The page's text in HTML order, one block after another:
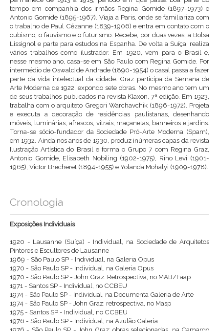
tempo em companhia dos irmãos Regina Gomide (1897-1973) e
Antonio Gomide (1895-1967). Viaja a Paris, onde se familiariza com
o trabalho de Paul Cézanne (1839-1906) e entra em contato com o
cubismo, o fauvismo e o futurismo. Recebe, por duas vezes, a Bolsa
Lissignol e parte para estudos na Espanha. De volta a Suíça, realiza
vários trabalhos como ilustrador. Em 1920, vem para o Brasil e,
nesse mesmo ano, casa-se em São Paulo com Regina Gomide. Por
intermédio de Oswald de Andrade (1890-1954) o casal passa a fazer
parte da vida intelectual da cidade. Graz participa da Semana de
Arte Moderna de 1922, expondo sete obras. No mesmo ano tem um
de seus trabalhos publicados na revista Klaxon, 7ª edição. Em 1923,
trabalha com o arquiteto Gregori Warchavchik (1896-1972). Projeta
e executa a decoração de residências paulistanas, desenhando
móveis, luminárias, afrescos, vitrais, maçanetas, banheiros e jardins.
Torna-se sócio-fundador da Sociedade Pró-Arte Moderna (Spam),
em 1932. Ainda nos anos de 1930, produz inúmeras capas da revista
Ilustração Artística do Brasil e forma o Grupo 7 com Regina Graz,
Antonio Gomide, Elisabeth Nobiling (1902-1975), Rino Levi (1901-
1965), Victor Brecheret (1894-1955) e Yolanda Mohalyi (1909-1978).
Cronologia
Exposições Individuais
1920 - Lausanne (Suíça) - Individual, na Sociedade de Arquitetos
Pintores e Escultores de Lausanne
1969 - São Paulo SP - Individual, na Galeria Opus
1970 - São Paulo SP - Individual, na Galeria Opus
1970 - São Paulo SP - John Graz. Retrospectiva, no MAB/Faap
1971 - Santos SP - Individual, no CCBEU
1974 - São Paulo SP - Individual, na Documenta Galeria de Arte
1974 - São Paulo SP - John Graz: retrospectiva, no Masp
1975 - Santos SP - Individual, no CCBEU
1976 - São Paulo SP - Individual, na Azulão Galeria